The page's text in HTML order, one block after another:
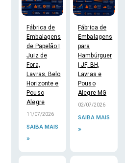
Fábrica de
Embalagens
de Papelão |
Juiz de
Fora,
Lavras, Belo
Horizonte e
Pouso
Alegre
11/07/2026
SAIBA MAIS
»
Fábrica de
Embalagens
para
Hambúrguer
| JF, BH,
Lavras e
Pouso
Alegre MG
02/07/2026
SAIBA MAIS
»